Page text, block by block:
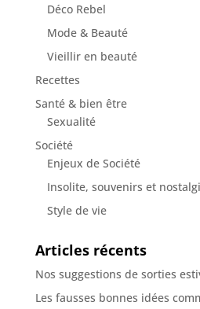
Déco Rebel
Mode & Beauté
Vieillir en beauté
Recettes
Santé & bien être
Sexualité
Société
Enjeux de Société
Insolite, souvenirs et
Style de vie
Articles récents
Nos suggestions de sorties
Les fausses bonnes idées